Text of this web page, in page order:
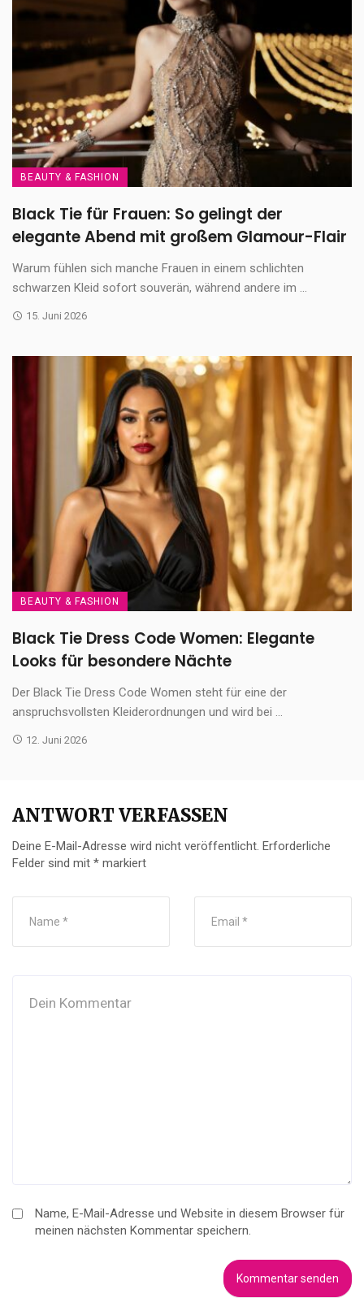
BEAUTY & FASHION
Black Tie für Frauen: So gelingt der
elegante Abend mit großem Glamour-Flair
Warum fühlen sich manche Frauen in einem schlichten
schwarzen Kleid sofort souverän, während andere im ...
15. Juni 2026
BEAUTY & FASHION
Black Tie Dress Code Women: Elegante
Looks für besondere Nächte
Der Black Tie Dress Code Women steht für eine der
anspruchsvollsten Kleiderordnungen und wird bei ...
12. Juni 2026
ANTWORT VERFASSEN
Deine E-Mail-Adresse wird nicht veröffentlicht. Erforderliche
Felder sind mit * markiert
Name, E-Mail-Adresse und Website in diesem Browser für
meinen nächsten Kommentar speichern.